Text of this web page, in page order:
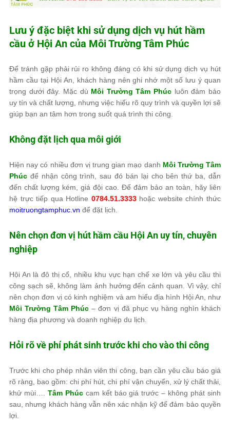
Lưu ý đặc biệt khi sử dụng dịch vụ hút hầm
cầu ở Hội An của Môi Trường Tâm Phúc
Để tránh gặp phải rủi ro không đáng có khi sử dụng dịch vụ hút
hầm cầu tại Hội An, khách hàng nên ghi nhớ một số lưu ý quan
trọng dưới đây. Mặc dù Môi Trường Tâm Phúc luôn đảm bảo
uy tín và chất lượng, nhưng việc hiểu rõ quy trình và quyền lợi sẽ
giúp bạn an tâm hơn trong suốt quá trình thi công.
Không đặt lịch qua môi giới
Hiện nay có nhiều đơn vị trung gian mạo danh Môi Trường Tâm
Phúc để nhận công trình, sau đó bán lại cho bên thứ ba, dẫn
đến chất lượng kém, giá đội cao. Để đảm bảo an toàn, hãy liên
hệ trực tiếp qua Hotline 0784.51.3333hoặc website chính thức
moitruongtamphuc.vn để đặt lịch.
Nên chọn đơn vị hút hầm cầu Hội An uy tín, chuyên
nghiệp
Hội An là đô thị cổ, nhiều khu vực hạn chế xe lớn và yêu cầu thi
công sạch sẽ, không làm ảnh hưởng đến cảnh quan. Vì vậy, chỉ
nên chọn đơn vị có kinh nghiệm và am hiểu địa hình Hội An, như
Môi Trường Tâm Phúc – đơn vị đã phục vụ hàng nghìn khách
hàng địa phương và doanh nghiệp du lịch.
Hỏi rõ về phí phát sinh trước khi cho vào thi công
Trước khi cho phép nhân viên thi công, bạn cần yêu cầu báo giá
rõ ràng, bao gồm: chi phí hút, chi phí vận chuyển, xử lý chất thải,
khử mùi…. Tâm Phúccam kết báo giá trước – không phát sinh
sau, nhưng khách hàng vẫn nên xác nhận kỹ để đảm bảo quyền
lợi.